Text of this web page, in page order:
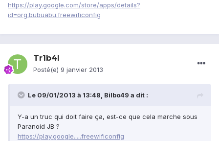
https://play.google.com/store/apps/details?
id=org.bubuabu.freewificonfig
Tr1b4l
Posté(e) 9 janvier 2013
Le 09/01/2013 à 13:48, Bilbo49 a dit :
Y-a un truc qui doit faire ça, est-ce que cela marche sous
Paranoid JB ?
https://play.google.....freewificonfig